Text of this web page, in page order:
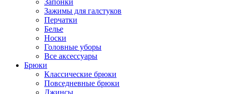
Зажимы для галстуков
Перчатки
Белье
Носки
Головные уборы
Все аксессуары
Брюки
Классические брюки
Повседневные брюки
Джинсы